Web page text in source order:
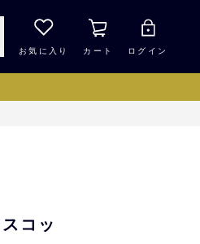
お気に入り カート ログイン
コッ